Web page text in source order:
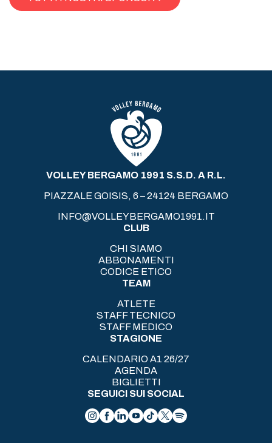
VOLLEY BERGAMO 1991 S.S.D. A R.L.
PIAZZALE GOISIS, 6 – 24124 BERGAMO
INFO@VOLLEYBERGAMO1991.IT
CLUB
CHI SIAMO
ABBONAMENTI
CODICE ETICO
TEAM
ATLETE
STAFF TECNICO
STAFF MEDICO
STAGIONE
CALENDARIO A1 26/27
AGENDA
BIGLIETTI
SEGUICI SUI SOCIAL